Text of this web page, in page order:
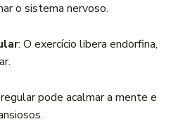
o sistema nervoso.
: O exercício libera endorfina,
pode acalmar a mente e